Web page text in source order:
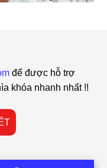
để được hỗ trợ
khóa nhanh nhất !!